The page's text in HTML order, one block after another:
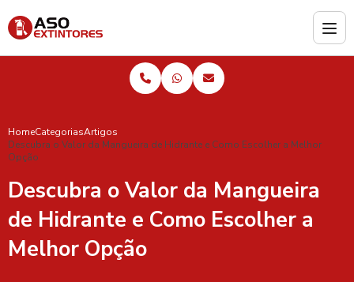
HomeCategoriasArtigos
Descubra o Valor da Mangueira de Hidrante e Como Escolher a Melhor
Opção
Descubra o Valor da Mangueira
de Hidrante e Como Escolher a
Melhor Opção